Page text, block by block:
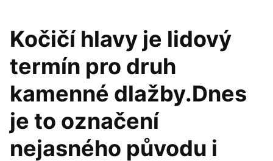
Kočičí hlavy je lidový
termín pro druh
kamenné dlažby.Dnes
je to označení
nejasného původu i